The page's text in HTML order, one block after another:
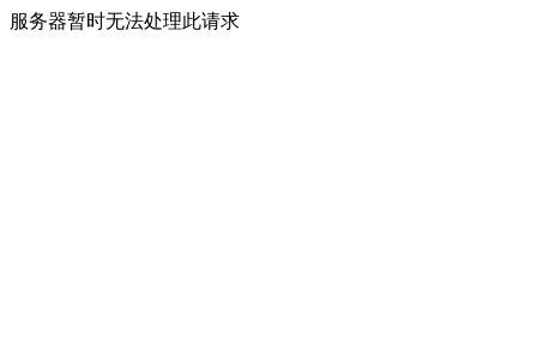
服务器暂时无法处理此请求